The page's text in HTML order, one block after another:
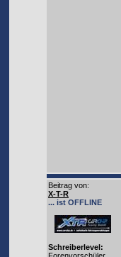
Beitrag von:
X-T-R
... ist OFFLINE
Schreiberlevel: